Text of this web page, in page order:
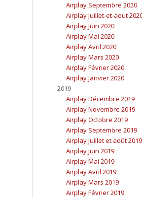
Airplay Septembre 2020
Airplay Juillet-et-aout
Airplay Juin 2020
Airplay Mai 2020
Airplay Avril 2020
Airplay Mars 2020
Airplay Février 2020
Airplay Janvier 2020
2019
Airplay Décembre 2019
Airplay Novembre 2019
Airplay Octobre 2019
Airplay Septembre 2019
Airplay Juillet et août 2019
Airplay Juin 2019
Airplay Mai 2019
Airplay Avril 2019
Airplay Mars 2019
Airplay Février 2019